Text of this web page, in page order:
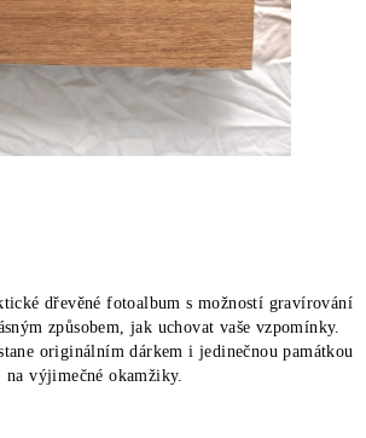
dřevěné fotoalbum s možností gravírování
způsobem, jak uchovat vaše vzpomínky.
originálním dárkem i jedinečnou památkou
na výjimečné okamžiky.